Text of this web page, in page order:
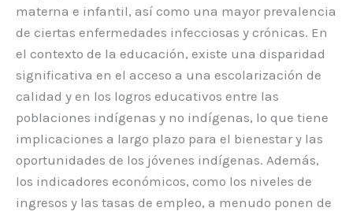
materna e infantil, así como una mayor prevalencia
de ciertas enfermedades infecciosas y crónicas. En
el contexto de la educación, existe una disparidad
significativa en el acceso a una escolarización de
calidad y en los logros educativos entre las
poblaciones indígenas y no indígenas, lo que tiene
implicaciones a largo plazo para el bienestar y las
oportunidades de los jóvenes indígenas. Además,
los indicadores económicos, como los niveles de
ingresos y las tasas de empleo, a menudo ponen de